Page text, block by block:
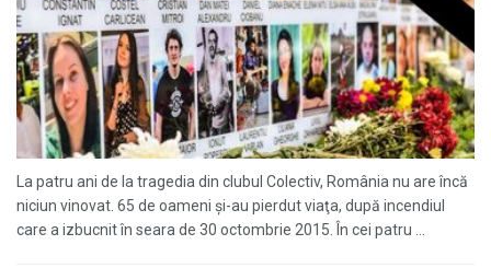
La patru ani de la tragedia din clubul Colectiv, România nu are încă
niciun vinovat. 65 de oameni şi-au pierdut viaţa, după incendiul
care a izbucnit în seara de 30 octombrie 2015. În cei patru ...